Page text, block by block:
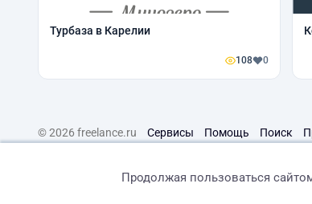
Турбаза в Карелии
108 0
© 2026 freelance.ru Сервисы Помощь Поиск
Продолжая пользоваться